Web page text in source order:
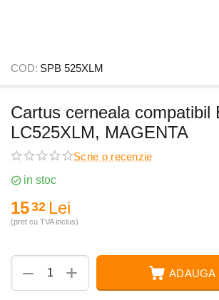
COD: SPB 525XLM
Cartus cerneala compatibil
LC525XLM, MAGENTA
Scrie o recenzie
in stoc
1532 Lei
(pret cu TVA inclus)
+
− ADAUGA